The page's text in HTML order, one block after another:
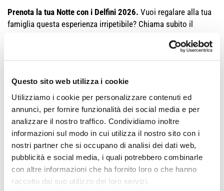
Questo sito web utilizza i cookie
Utilizziamo i cookie per personalizzare contenuti ed
annunci, per fornire funzionalità dei social media e per
analizzare il nostro traffico. Condividiamo inoltre
informazioni sul modo in cui utilizza il nostro sito con i
nostri partner che si occupano di analisi dei dati web,
pubblicità e social media, i quali potrebbero combinarle
con altre informazioni che ha fornito loro o che hanno
raccolto dal suo utilizzo dei loro servizi.
Prenota la tua Notte con i Delfini 2026. Vuoi regalare alla tua
famiglia questa esperienza irripetibile? Chiama subito il
del giorno successivo. La durata dell'experience serale è di 2
ore.
Alcune informazioni:
Il costo del programma è di€ 100,00 a personae
comprende un simpatico gadget, il pernottamento su
brandina mare e la colazione (nelcosto è compreso il
biglietto d'ingresso al parco a data libera)
Il costo del Pacchetto famiglia 'Notte con i Delfini'